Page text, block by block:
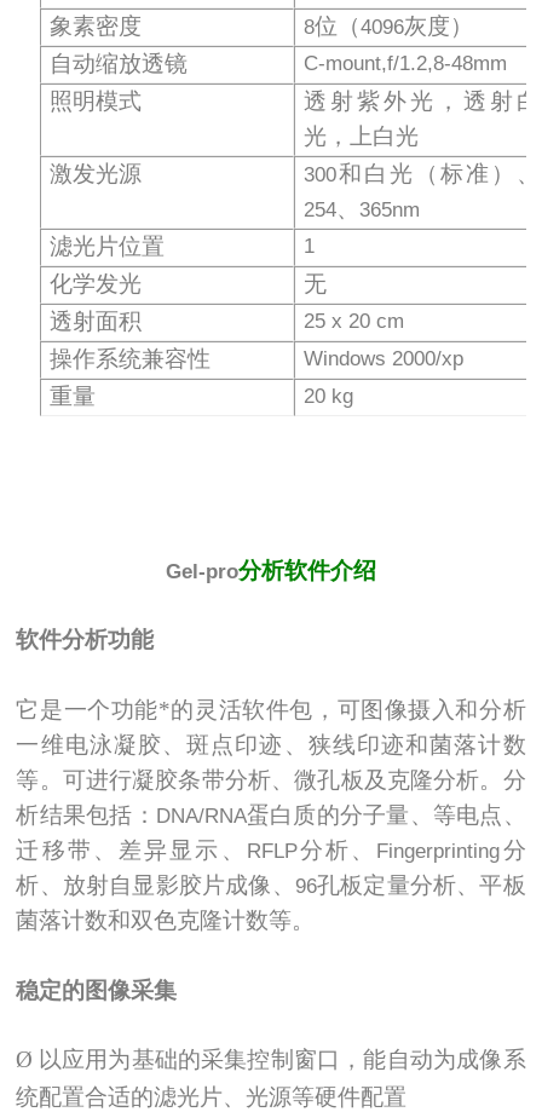
象素密度 8位（4096灰度）
自动缩放透镜
C-mount,f/1.2,8-48mm
照明模式
透射紫外光，透射白
光，上白光
激发光源
300和白光（标准）、
254、 365nm
滤光片位置 1
化学发光
无
透射面积
25 x 20 cm
操作系统兼容性 Windows 2000/xp
重量 20 kg
Gel-pro分析软件介绍
软件分析功能
它是一个功能*的灵活软件包，可图像摄入和分析
一维电泳凝胶、斑点印迹、狭线印迹和菌落计数
等。可进行凝胶条带分析、微孔板及克隆分析。分
析结果包括： DNA/RNA蛋白质的分子量、等电点、
迁移带、差异显示、
RFLP分析、 Fingerprinting分
析、放射自显影胶片成像、
96孔板定量分析、平板
菌落计数和双色克隆计数等。
稳定的图像采集
Ø 以应用为基础的采集控制窗口，能自动为成像系
统配置合适的滤光片、光源等硬件配置